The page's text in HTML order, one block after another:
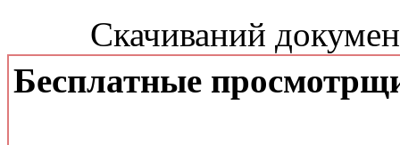
Скачиваний
Бесплатные